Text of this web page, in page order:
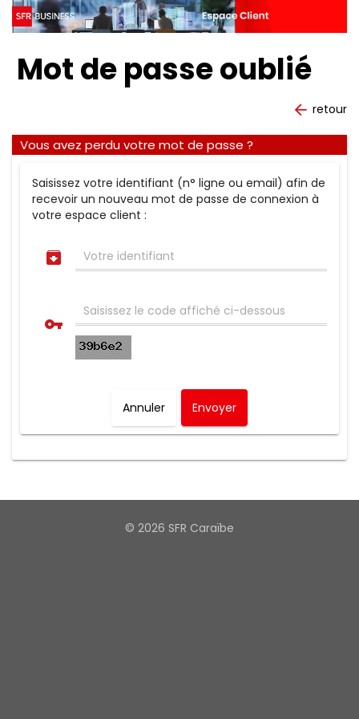
Mot de passe oublié
 retour
Vous avez perdu votre mot de passe ?
Saisissez votre identifiant (n° ligne ou email) afin de
recevoir un nouveau mot de passe de connexion à
votre espace client :


Annuler Envoyer
© 2026 SFR Caraïbe